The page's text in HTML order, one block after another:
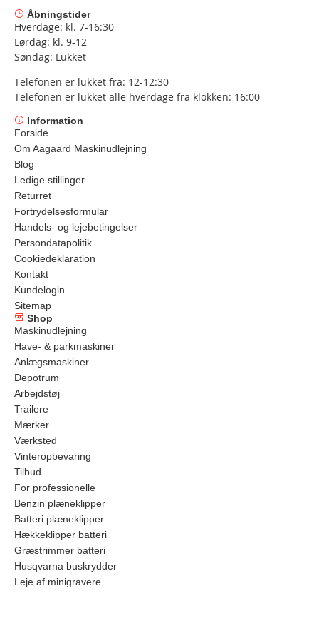
Åbningstider
Hverdage: kl. 7-16:30
Lørdag: kl. 9-12
Søndag: Lukket
Telefonen er lukket fra: 12-12:30
Telefonen er lukket alle hverdage fra klokken: 16:00
Information
Forside
Om Aagaard Maskinudlejning
Blog
Ledige stillinger
Returret
Fortrydelsesformular
Handels- og lejebetingelser
Persondatapolitik
Cookiedeklaration
Kontakt
Kundelogin
Sitemap
Shop
Maskinudlejning
Have- & parkmaskiner
Anlægsmaskiner
Depotrum
Arbejdstøj
Trailere
Mærker
Værksted
Vinteropbevaring
Tilbud
For professionelle
Benzin plæneklipper
Batteri plæneklipper
Hækkeklipper batteri
Græstrimmer batteri
Husqvarna buskrydder
Leje af minigravere